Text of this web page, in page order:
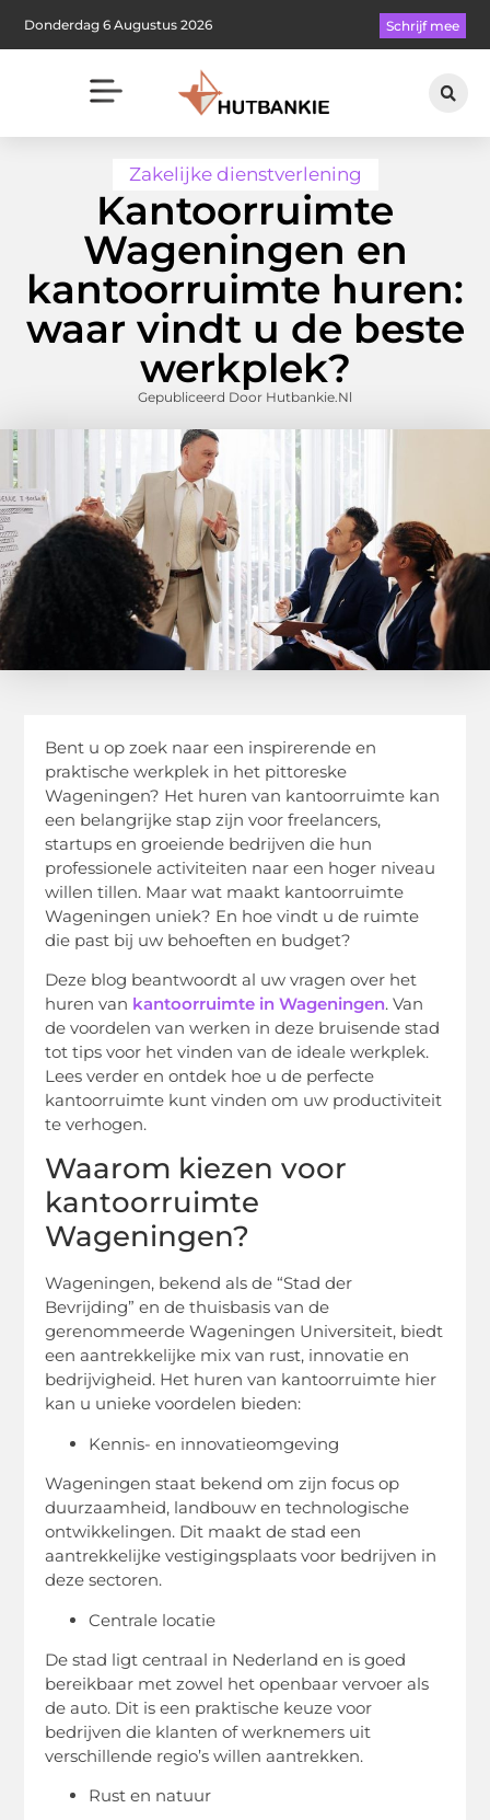
Donderdag 6 Augustus 2026 Schrijf mee
Zakelijke dienstverlening
Kantoorruimte
Wageningen en
kantoorruimte huren:
waar vindt u de beste
werkplek?
Gepubliceerd Door Hutbankie.nl
Bent u op zoek naar een inspirerende en
praktische werkplek in het pittoreske
Wageningen? Het huren van kantoorruimte kan
een belangrijke stap zijn voor freelancers,
startups en groeiende bedrijven die hun
professionele activiteiten naar een hoger niveau
willen tillen. Maar wat maakt kantoorruimte
Wageningen uniek? En hoe vindt u de ruimte
die past bij uw behoeften en budget?
Deze blog beantwoordt al uw vragen over het
huren van kantoorruimte in Wageningen. Van
de voordelen van werken in deze bruisende stad
tot tips voor het vinden van de ideale werkplek.
Lees verder en ontdek hoe u de perfecte
kantoorruimte kunt vinden om uw productiviteit
te verhogen.
Waarom kiezen voor
kantoorruimte
Wageningen?
Wageningen, bekend als de “Stad der
Bevrijding” en de thuisbasis van de
gerenommeerde Wageningen Universiteit, biedt
een aantrekkelijke mix van rust, innovatie en
bedrijvigheid. Het huren van kantoorruimte hier
kan u unieke voordelen bieden:
Kennis- en innovatieomgeving
Wageningen staat bekend om zijn focus op
duurzaamheid, landbouw en technologische
ontwikkelingen. Dit maakt de stad een
aantrekkelijke vestigingsplaats voor bedrijven in
deze sectoren.
Centrale locatie
De stad ligt centraal in Nederland en is goed
bereikbaar met zowel het openbaar vervoer als
de auto. Dit is een praktische keuze voor
bedrijven die klanten of werknemers uit
verschillende regio’s willen aantrekken.
Rust en natuur